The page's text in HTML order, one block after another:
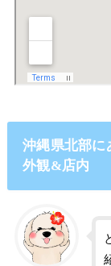
沖縄県北部に
外観&店内